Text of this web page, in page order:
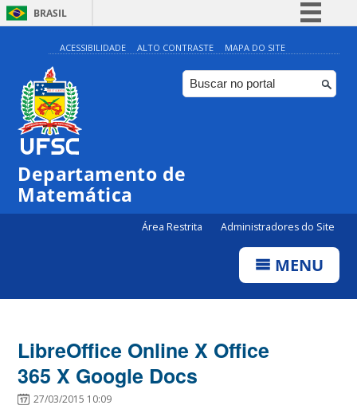
BRASIL
Simplifique!
Comunica BR
Participe
ACESSIBILIDADE ALTO CONTRASTE MAPA DO SITE
Departamento de
Matemática
Área Restrita Administradores do Site
MENU
LibreOffice Online X Office
365 X Google Docs
27/03/2015 10:09